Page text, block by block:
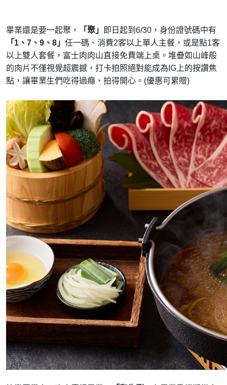
畢業還是要一起聚， 「聚」 即日起到6/30，身份證號碼中有
「1、7、9、8」 任一碼、消費2客以上單人主餐，或是點1客
以上雙人套餐，富士肉肉山直接免費端上桌。堆疊如山峰般
的肉片不僅視覺超震撼，打卡拍照絕對能成為IG上的按讚焦
點，讓畢業生們吃得過癮、拍得開心。(優惠可累贈)